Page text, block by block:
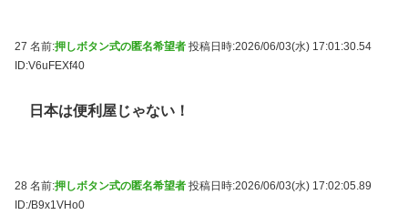
27 名前:押しボタン式の匿名希望者 投稿日時:2026/06/03(水) 17:01:30.54
ID:V6uFEXf40
日本は便利屋じゃない！
28 名前:押しボタン式の匿名希望者 投稿日時:2026/06/03(水) 17:02:05.89
ID:/B9x1VHo0